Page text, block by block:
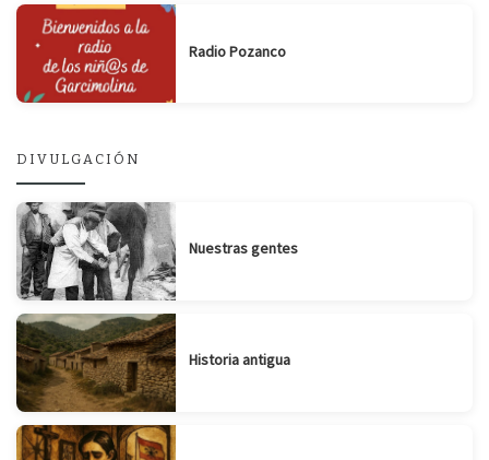
Radio Pozanco
DIVULGACIÓN
Nuestras gentes
Historia antigua